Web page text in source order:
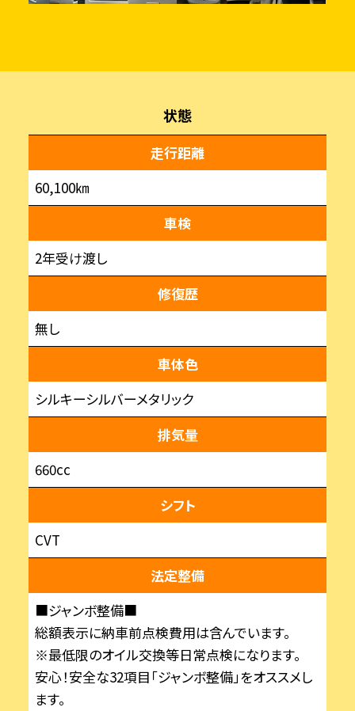
状態
走行距離
60,100㎞
車検
2年受け渡し
修復歴
無し
車体色
シルキーシルバーメタリック
排気量
660cc
シフト
CVT
法定整備
■ジャンボ整備■
総額表示に納車前点検費用は含んでいます。
※最低限のオイル交換等日常点検になります。
安心！安全な32項目「ジャンボ整備」をオススメし
ます。